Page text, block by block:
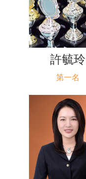
許毓玲
第一名